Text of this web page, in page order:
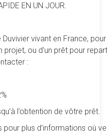
EN UN JOUR.
vivant en France,
projet, ou d’un prêt pour
:
l’obtention de vôtre prêt.
plus d’informations où